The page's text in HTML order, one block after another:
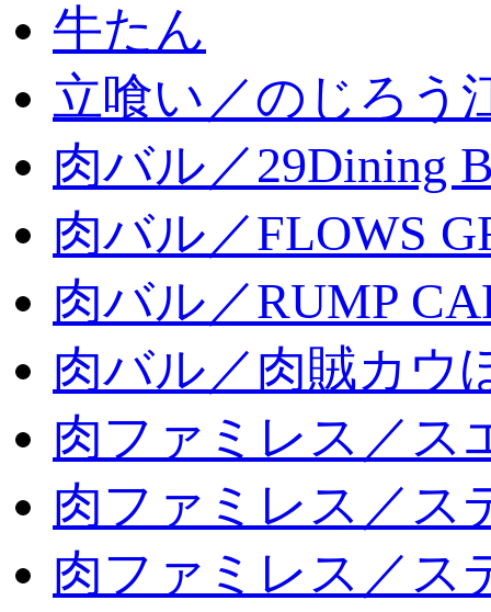
牛たん
立喰い／のじろう
肉バル／29Dining
肉バル／FLOWS
肉バル／RUMP
肉バル／肉賊カウ
肉ファミレス／ス
肉ファミレス／ス
肉ファミレス／ス